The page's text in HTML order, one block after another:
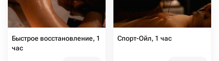
Быстрое восстановление, 1
час
Спорт-Ойл, 1 час